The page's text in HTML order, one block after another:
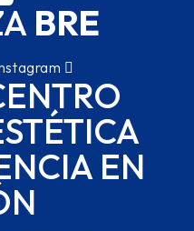
BRE
EN